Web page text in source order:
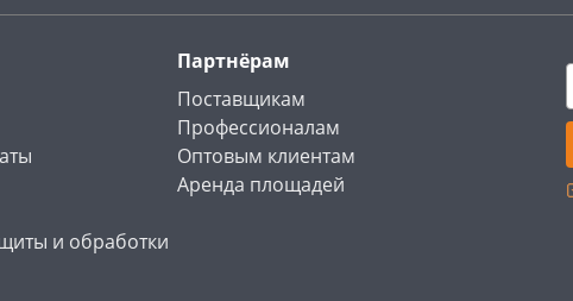
и обработки
Партнёрам
Поставщикам
Профессионалам
Оптовым клиентам
Аренда площадей